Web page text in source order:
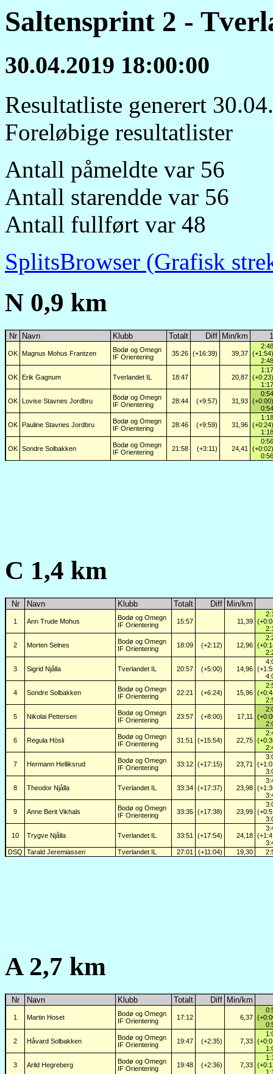
Saltensprint 2 -
30.04.2019 18:00:00
Resultatliste generert
Foreløbige resultatlister
Antall påmeldte var 56
Antall starendde var 56
Antall fullført var 48
SplitsBrowser (Grafisk
N 0,9 km
Nr Navn Klubb Totalt Diff Min/km 1
OK Magnus Mohus Frantzen
Bodø og Omegn
IF Orientering
35:26 (+16:39) 39,37
2:48
(+1:54)
2:48
OK Erik Gagnum Tverlandet IL 18:47 20,87
1:17
(+0:23)
1:17
OK Lovise Stavnes Jordbru
Bodø og Omegn
IF Orientering
28:44 (+9:57) 31,93
0:54
(+0:00)
0:54
OK Pauline Stavnes Jordbru
Bodø og Omegn
IF Orientering
28:46 (+9:59) 31,96
1:18
(+0:24)
1:18
OK Sondre Solbakken
Bodø og Omegn
IF Orientering
21:58 (+3:11) 24,41
0:56
(+0:02)
0:56
C 1,4 km
Nr Navn Klubb Totalt Diff Min/km
1 Ann Trude Mohus
Bodø og Omegn
IF Orientering
15:57 11,39
2 Morten Selnes
Bodø og Omegn
IF Orientering
18:09 (+2:12) 12,96
3 Sigrid Njålla Tverlandet IL 20:57 (+5:00) 14,96
4 Sondre Solbakken
Bodø og Omegn
IF Orientering
22:21 (+6:24) 15,96
5 Nikolai Pettersen
Bodø og Omegn
IF Orientering
23:57 (+8:00) 17,11
6 Regula Hösli
Bodø og Omegn
IF Orientering
31:51 (+15:54) 22,75
7 Hermann Helliksrud
Bodø og Omegn
IF Orientering
33:12 (+17:15) 23,71
8 Theodor Njålla Tverlandet IL 33:34 (+17:37) 23,98
9 Anne Berit Vikhals
Bodø og Omegn
IF Orientering
33:35 (+17:38) 23,99
10 Trygve Njålla Tverlandet IL 33:51 (+17:54) 24,18
DSQ
Tarald Jeremiassen Tverlandet IL 27:01 (+11:04) 19,30
A 2,7 km
Nr Navn Klubb Totalt Diff Min/km
1 Martin Hoset
Bodø og Omegn
IF Orientering
17:12 6,37
2 Håvard Solbakken
Bodø og Omegn
IF Orientering
19:47 (+2:35) 7,33
3 Arild Hegreberg
Bodø og Omegn
IF Orientering
19:48 (+2:36) 7,33